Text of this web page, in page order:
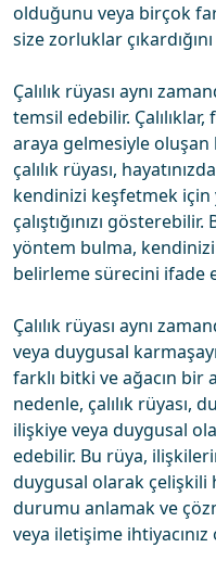
olduğunu veya birçok
size zorluklar
Çalılık rüyası aynı
temsil edebilir.
araya gelmesiyle
çalılık rüyası,
kendinizi keşfetmek
çalıştığınızı
yöntem bulma,
belirleme sürecini ifade
Çalılık rüyası aynı
veya duygusal
farklı bitki ve ağacın bir
nedenle, çalılık rüyası,
ilişkiye veya duygusal
edebilir. Bu rüya,
duygusal olarak çelişkili
durumu anlamak ve
veya iletişime ihtiyacınız